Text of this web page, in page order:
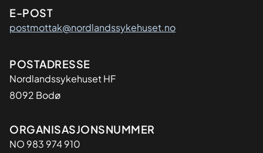
E-POST
postmottak@nordlandssykehuset.no
Adresse
POSTADRESSE
Nordlandssykehuset HF
8092 Bodø
Organisasjon
ORGANISASJONSNUMMER
NO 983 974 910